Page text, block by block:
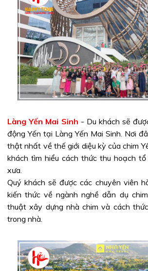
Làng Yến Mai Sinh - Du khách sẽ
động Yến tại Làng Yến Mai Sinh. Nơi
thật nhất về thế giới diệu kỳ của chim
khách tìm hiểu cách thức thu hoạch
xưa.
Quý khách sẽ được các chuyên viên
kiến thức về ngành nghề dẫn dụ
thuật xây dựng nhà chim và cách
trong nhà.